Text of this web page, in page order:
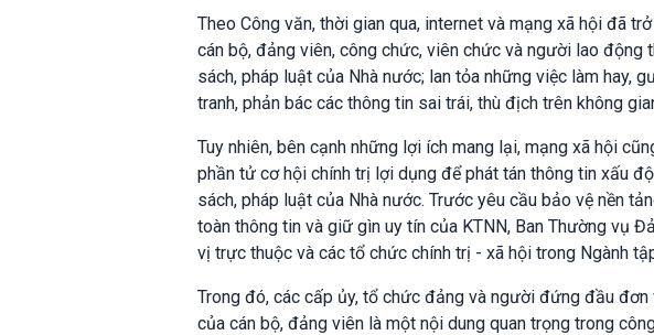
Theo Công văn, thời gian qua, internet và mạng xã hội đã
cán bộ, đảng viên, công chức, viên chức và người lao động
sách, pháp luật của Nhà nước; lan tỏa những việc làm
tranh, phản bác các thông tin sai trái, thù địch trên không
Tuy nhiên, bên cạnh những lợi ích mang lại, mạng xã hội
phần tử cơ hội chính trị lợi dụng để phát tán thông tin xấu
sách, pháp luật của Nhà nước. Trước yêu cầu bảo vệ nền
toàn thông tin và giữ gìn uy tín của KTNN, Ban Thường vụ
vị trực thuộc và các tổ chức chính trị - xã hội trong Ngành
Trong đó, các cấp ủy, tổ chức đảng và người đứng đầu
của cán bộ, đảng viên là một nội dung quan trọng trong